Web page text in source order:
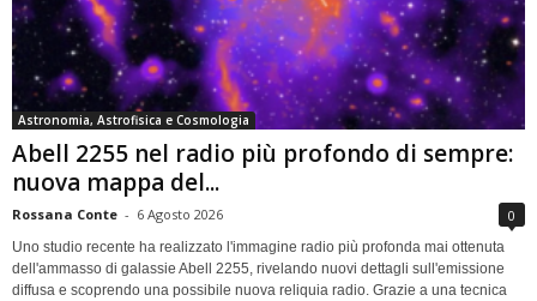
Astronomia, Astrofisica e Cosmologia
Abell 2255 nel radio più profondo di sempre:
nuova mappa del...
Rossana Conte - 6 Agosto 2026 0
Uno studio recente ha realizzato l'immagine radio più profonda mai ottenuta
dell'ammasso di galassie Abell 2255, rivelando nuovi dettagli sull'emissione
diffusa e scoprendo una possibile nuova reliquia radio. Grazie a una tecnica